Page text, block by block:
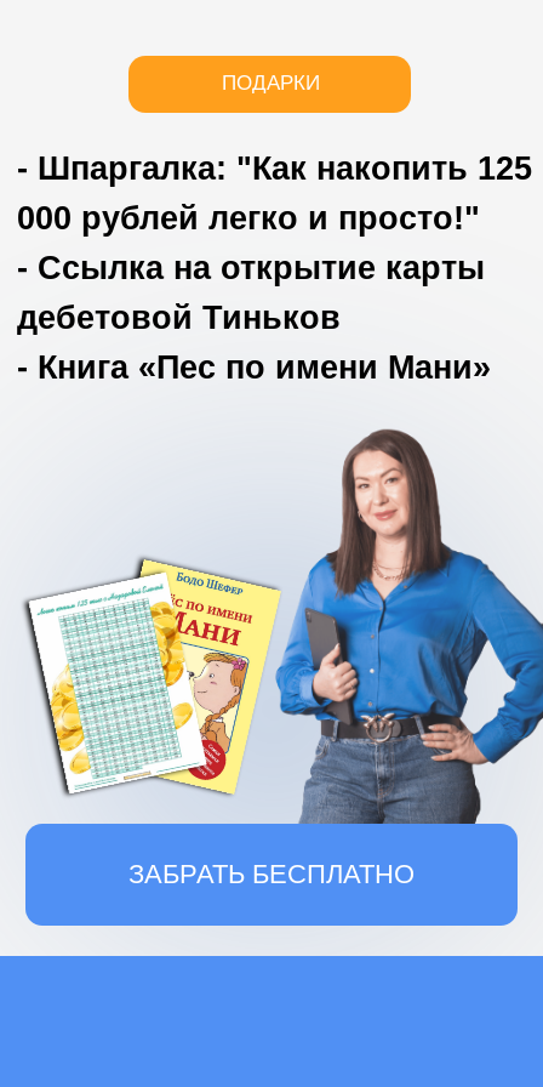
ПОДАРКИ
ЗАБРАТЬ БЕСПЛАТНО
- Шпаргалка: "Как накопить 125
000 рублей легко и просто!"
- Ссылка на открытие карты
дебетовой Тиньков
- Книга «Пес по имени Мани»